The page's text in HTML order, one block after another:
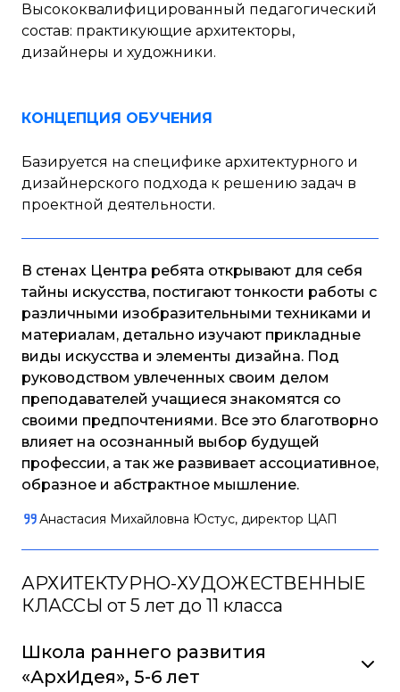
Высококвалифицированный педагогический
состав: практикующие архитекторы,
дизайнеры и художники.
КОНЦЕПЦИЯ ОБУЧЕНИЯ
Базируется на специфике архитектурного и
дизайнерского подхода к решению задач в
проектной деятельности.
В стенах Центра ребята открывают для себя
тайны искусства, постигают тонкости работы с
различными изобразительными техниками и
материалам, детально изучают прикладные
виды искусства и элементы дизайна. Под
руководством увлеченных своим делом
преподавателей учащиеся знакомятся со
своими предпочтениями. Все это благотворно
влияет на осознанный выбор будущей
профессии, а так же развивает ассоциативное,
образное и абстрактное мышление.
Анастасия Михайловна Юстус, директор ЦАП
АРХИТЕКТУРНО-ХУДОЖЕСТВЕННЫЕ
КЛАССЫ от 5 лет до 11 класса
Школа раннего развития
«АрхИдея», 5-6 лет